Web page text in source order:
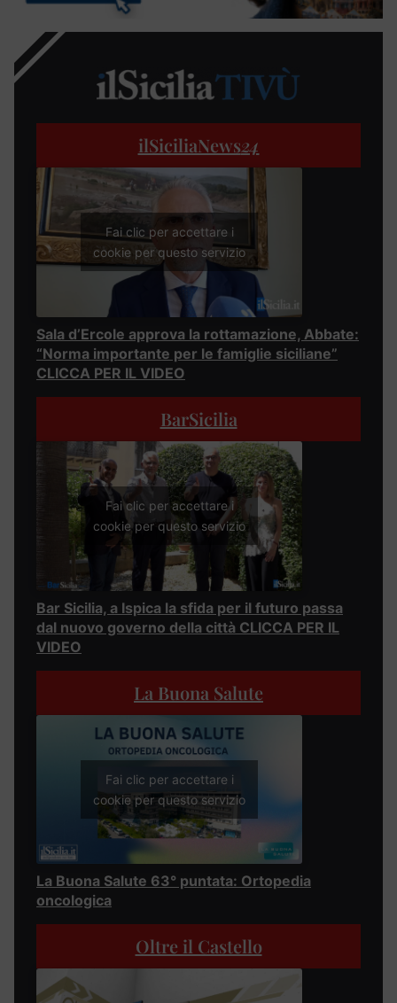
ilSiciliaNews24
Fai clic per accettare i
cookie per questo servizio
Sala d’Ercole approva la rottamazione, Abbate:
“Norma importante per le famiglie siciliane”
CLICCA PER IL VIDEO
BarSicilia
Fai clic per accettare i
cookie per questo servizio
Bar Sicilia, a Ispica la sfida per il futuro passa
dal nuovo governo della città CLICCA PER IL
VIDEO
La Buona Salute
Fai clic per accettare i
cookie per questo servizio
La Buona Salute 63° puntata: Ortopedia
oncologica
Oltre il Castello